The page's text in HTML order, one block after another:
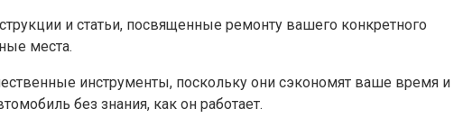
и статьи, посвященные ремонту вашего конкретного
места.
инструменты, поскольку они сэкономят ваше время и
без знания, как он работает.